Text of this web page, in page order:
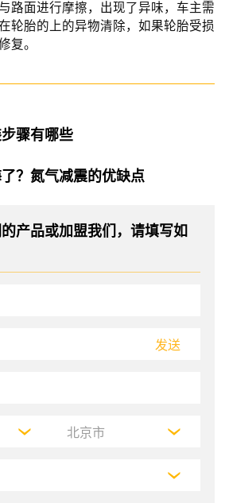
路面进行摩擦，出现了异味，车主需
轮胎的上的异物清除，如果轮胎受损
复。
骤有哪些
？氮气减震的优缺点
产品或加盟我们，请填写如
发送